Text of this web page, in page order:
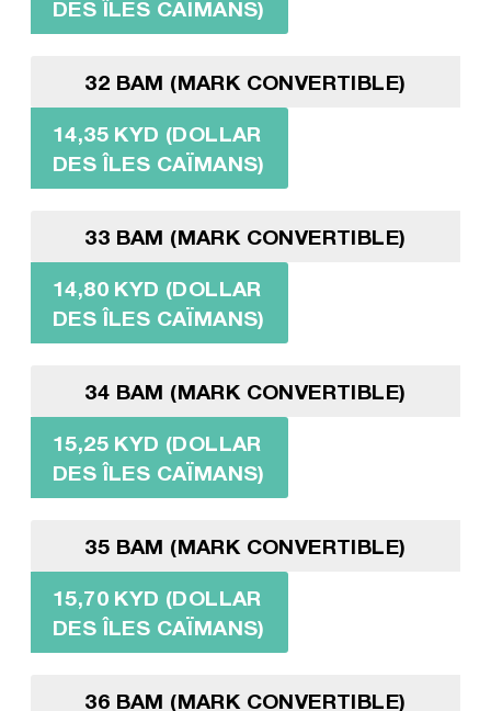
DES ÎLES CAÏMANS)
32 BAM (MARK CONVERTIBLE)
14,35 KYD (DOLLAR
DES ÎLES CAÏMANS)
33 BAM (MARK CONVERTIBLE)
14,80 KYD (DOLLAR
DES ÎLES CAÏMANS)
34 BAM (MARK CONVERTIBLE)
15,25 KYD (DOLLAR
DES ÎLES CAÏMANS)
35 BAM (MARK CONVERTIBLE)
15,70 KYD (DOLLAR
DES ÎLES CAÏMANS)
36 BAM (MARK CONVERTIBLE)